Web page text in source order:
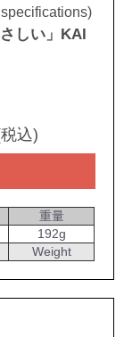
しい」KAI
込)
重量
192g
Weight